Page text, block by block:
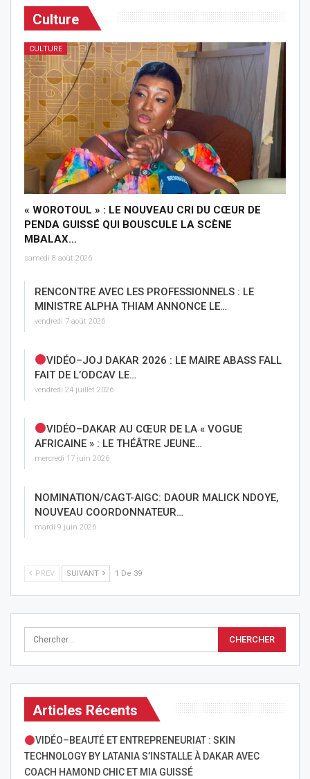
Culture
CULTURE
« WOROTOUL » : LE NOUVEAU CRI DU CŒUR DE
PENDA GUISSÉ QUI BOUSCULE LA SCÈNE
MBALAX…
samedi 8 août 2026
RENCONTRE AVEC LES PROFESSIONNELS : LE
MINISTRE ALPHA THIAM ANNONCE LE…
vendredi 7 août 2026
VIDÉO–JOJ DAKAR 2026 : LE MAIRE ABASS FALL
FAIT DE L’ODCAV LE…
vendredi 24 juillet 2026
VIDÉO–DAKAR AU CŒUR DE LA « VOGUE
AFRICAINE » : LE THÉÂTRE JEUNE…
mercredi 17 juin 2026
NOMINATION/CAGT-AIGC: DAOUR MALICK NDOYE,
NOUVEAU COORDONNATEUR…
mardi 9 juin 2026
PREV SUIVANT 1 De 39
Articles Récents
VIDÉO–BEAUTÉ ET ENTREPRENEURIAT : SKIN
TECHNOLOGY BY LATANIA S’INSTALLE À DAKAR AVEC
COACH HAMOND CHIC ET MIA GUISSÉ